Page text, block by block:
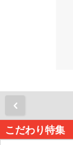
こだわり特集